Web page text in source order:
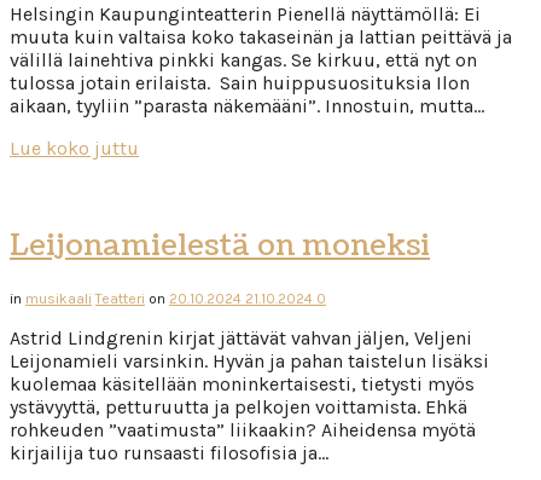
Helsingin Kaupunginteatterin Pienellä näyttämöllä: Ei
muuta kuin valtaisa koko takaseinän ja lattian peittävä ja
välillä lainehtiva pinkki kangas. Se kirkuu, että nyt on
tulossa jotain erilaista. Sain huippusuosituksia Ilon
aikaan, tyyliin ”parasta näkemääni”. Innostuin, mutta…
Lue koko juttu
Leijonamielestä on moneksi
in musikaali Teatteri on 20.10.2024 21.10.2024 0
Astrid Lindgrenin kirjat jättävät vahvan jäljen, Veljeni
Leijonamieli varsinkin. Hyvän ja pahan taistelun lisäksi
kuolemaa käsitellään moninkertaisesti, tietysti myös
ystävyyttä, petturuutta ja pelkojen voittamista. Ehkä
rohkeuden ”vaatimusta” liikaakin? Aiheidensa myötä
kirjailija tuo runsaasti filosofisia ja…